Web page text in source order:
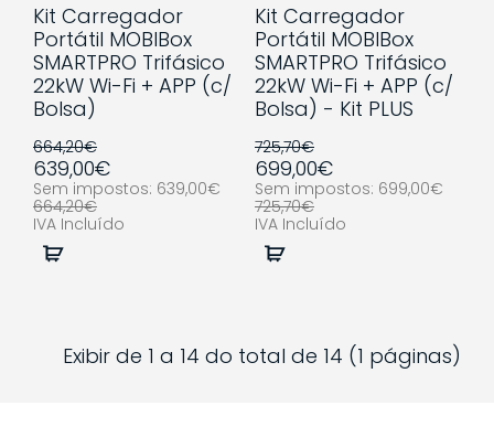
Kit Carregador
Portátil MOBIBox
SMARTPRO Trifásico
22kW Wi-Fi + APP (c/
Bolsa)
664,20€
639,00€
Sem impostos: 639,00€
664,20€
IVA Incluído
Comprar
Kit Carregador
Portátil MOBIBox
SMARTPRO Trifásico
22kW Wi-Fi + APP (c/
Bolsa) - Kit PLUS
725,70€
699,00€
Sem impostos: 699,00€
725,70€
IVA Incluído
Comprar
Exibir de 1 a 14 do total de 14 (1 páginas)